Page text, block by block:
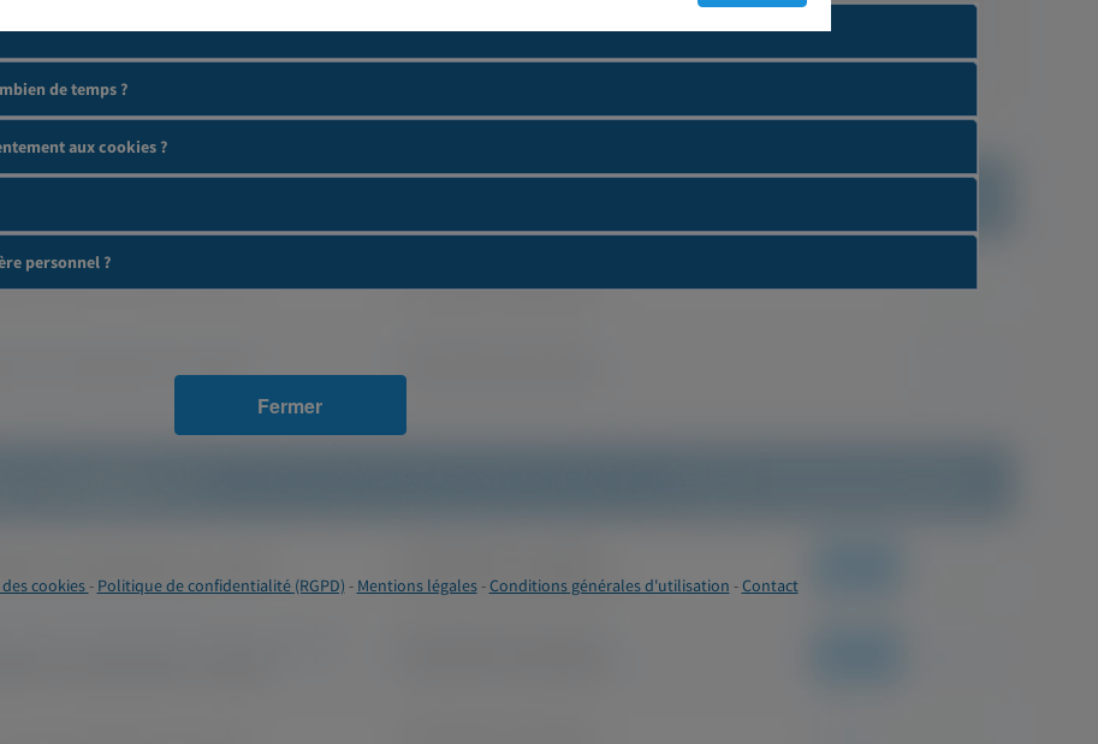
de temps ?
aux cookies ?
personnel ?
Fermer
cookies- Politique de confidentialité (RGPD) - Mentions légales-Conditions générales d'utilisation -Contact